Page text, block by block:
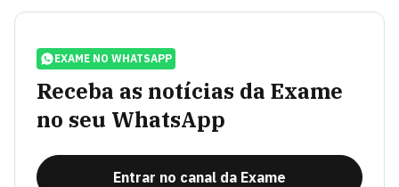
EXAME NO WHATSAPP
Receba as notícias da Exame
no seu WhatsApp
Entrar no canal da Exame